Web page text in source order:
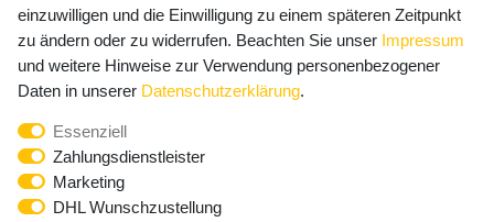
E-MAIL **
Newsletter
Honig
Hiermit bestätige ich, dass ich dieDaten­schutz­erklärung
widerrufen.**
Abonnieren
einzuwilligen und die Einwilligung zu einem späteren Zeitpunkt
zu ändern oder zu widerrufen. Beachten Sie unser Impressum
und weitere Hinweise zur Verwendung personenbezogener
Daten in unserer Daten­schutz­erklärung.
Essenziell
Zahlungsdienstleister
Marketing
DHL Wunschzustellung